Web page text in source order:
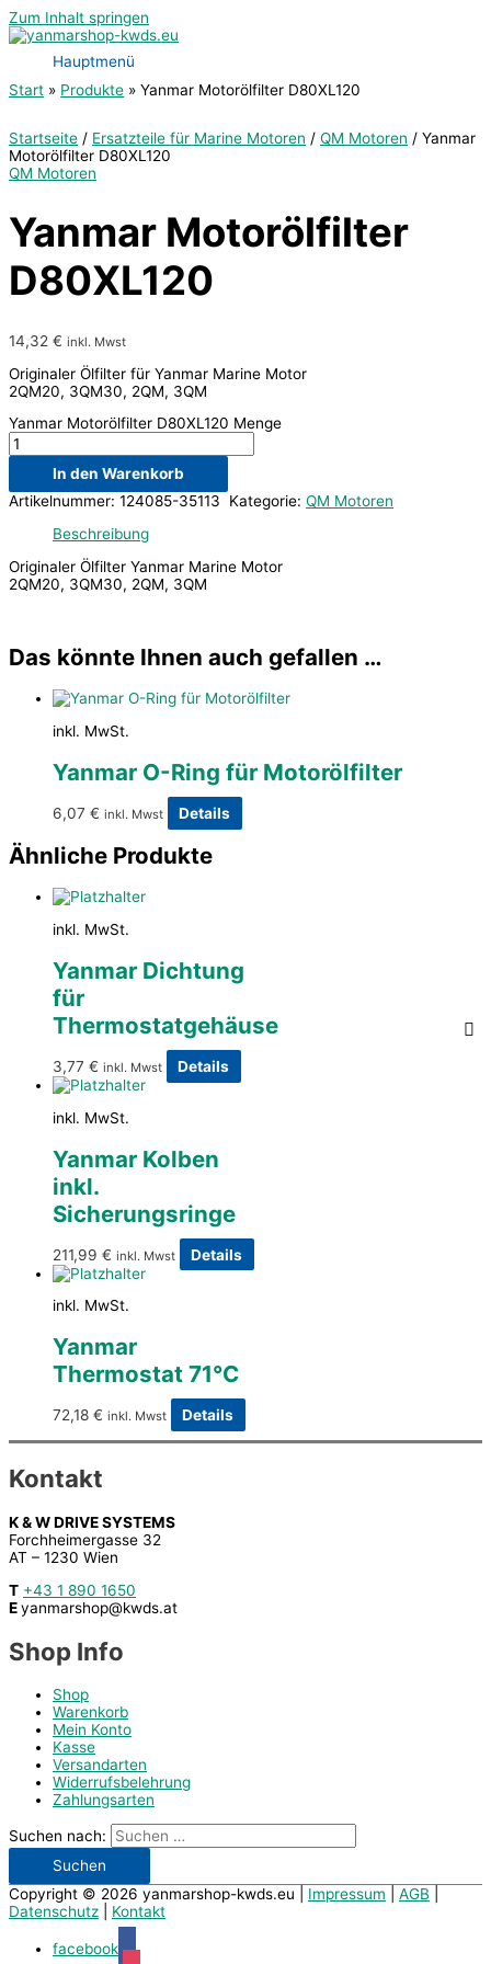
Zum Inhalt springen
Hauptmenü
Start
Produkte Yanmar Motorölfilter D80XL120
Startseite / Ersatzteile für Marine Motoren / QM Motoren / Yanmar
Motorölfilter D80XL120
QM Motoren
Yanmar Motorölfilter
D80XL120
14,32 € inkl. Mwst
Originaler Ölfilter für Yanmar Marine Motor
2QM20, 3QM30, 2QM, 3QM
Yanmar Motorölfilter D80XL120 Menge
In den Warenkorb
Artikelnummer: 124085-35113 Kategorie: QM Motoren
Beschreibung
Originaler Ölfilter Yanmar Marine Motor
2QM20, 3QM30, 2QM, 3QM
Das könnte Ihnen auch gefallen …
inkl. MwSt.
Yanmar O-Ring für Motorölfilter
6,07 € inkl. Mwst Details
Ähnliche Produkte
inkl. MwSt.
Yanmar Dichtung
für
Thermostatgehäuse
3,77 € inkl. Mwst Details
inkl. MwSt.
Yanmar Kolben
inkl.
Sicherungsringe
211,99 € inkl. Mwst Details
inkl. MwSt.
Yanmar
Thermostat 71°C
72,18 € inkl. Mwst Details
Kontakt
K & W DRIVE SYSTEMS
Forchheimergasse 32
AT – 1230 Wien
T +43 1 890 1650
Eyanmarshop@kwds.at
Shop Info
Shop
Warenkorb
Mein Konto
Kasse
Versandarten
Widerrufsbelehrung
Zahlungsarten
Suchen nach:
Copyright © 2026 yanmarshop-kwds.eu Impressum AGB
Datenschutz
Kontakt
facebook